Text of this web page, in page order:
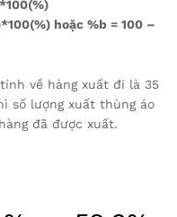
hoặc %b = 100 –
về hàng xuất đi là 35
số lượng xuất thùng áo
đã được xuất.